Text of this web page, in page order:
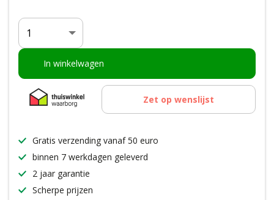
Aantal
In winkelwagen
Zet op wenslijst
Gratis verzending vanaf 50 euro
binnen 7 werkdagen geleverd
2 jaar garantie
Scherpe prijzen